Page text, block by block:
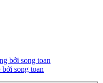
bởi song toan
song toan